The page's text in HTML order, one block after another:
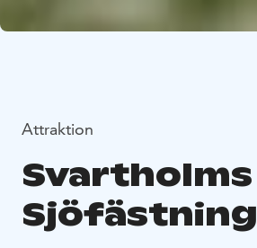
Attraktion
Svartholms
Sjöfästning